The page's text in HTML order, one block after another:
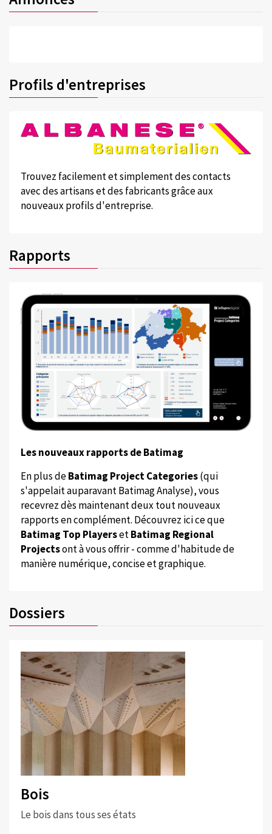
Profils d'entreprises
Trouvez facilement et simplement des contacts
avec des artisans et des fabricants grâce aux
nouveaux profils d'entreprise.
Rapports
Les nouveaux rapports de Batimag
En plus deBatimag Project Categories(qui
s'appelait auparavant Batimag Analyse), vous
recevrez dès maintenant deux tout nouveaux
rapports en complément. Découvrez ici ce que
Batimag Top PlayersetBatimag Regional
Projectsont à vous offrir - comme d'habitude de
manière numérique, concise et graphique.
Dossiers
Bois
Le bois dans tous ses états